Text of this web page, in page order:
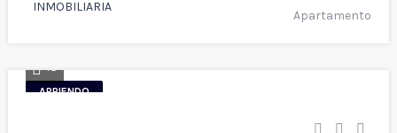
INMOBILIARIA
Apartamento
ARRIENDO
18